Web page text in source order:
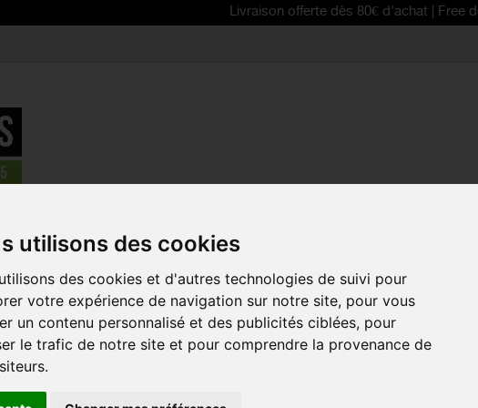
utilisons des cookies
des cookies et d'autres technologies de suivi pour
votre expérience de navigation sur notre site, pour vous
un contenu personnalisé et des publicités ciblées, pour
le trafic de notre site et pour comprendre la provenance de
Livraison offerte dès 80€ d'achat | Free delivery
IKI Siège avant bébé avec adaptateur VTT
URBAN IKI SIÈGE
BÉBÉ AVEC
VTT
Référence : UIS20
Avec le siège avant Urban Iki,
sous vos yeux. Ensemble,